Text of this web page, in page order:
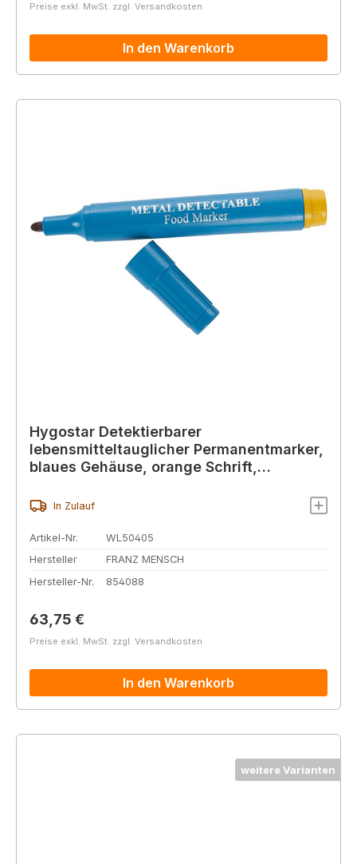
Preise exkl. MwSt. zzgl. Versandkosten
In den Warenkorb
Hygostar Detektierbarer
lebensmitteltauglicher Permanentmarker,
blaues Gehäuse, orange Schrift,
In Zulauf
Artikel-Nr.
WL50405
Hersteller
FRANZ MENSCH
Hersteller-Nr.
854088
Regulärer Preis:
63,75 €
Preise exkl. MwSt. zzgl. Versandkosten
In den Warenkorb
weitere Varianten